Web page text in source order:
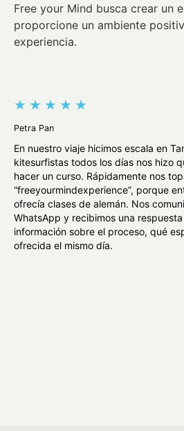
Free your Mind busca crear un
proporcione un ambiente
experiencia.
★ ★ ★ ★ ★
Petra Pan
En nuestro viaje hicimos escala en
kitesurfistas todos los días nos hizo
hacer un curso. Rápidamente nos
“freeyourmindexperience”, porque
ofrecía clases de alemán. Nos
WhatsApp y recibimos una
información sobre el proceso, qué
ofrecida el mismo día.